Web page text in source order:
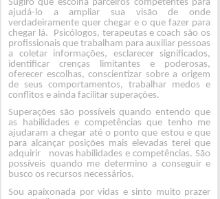
Sugiro que escolha parceiros competentes para
ajudá-lo a ampliar sua visão de onde
verdadeiramente quer chegar e o que fazer para
chegar lá. Psicólogos, terapeutas e coach são os
profissionais que trabalham para auxiliar pessoas
a coletar informações, esclarecer significados,
identificar crenças limitantes e poderosas,
oferecer escolhas, conscientizar sobre a origem
de seus comportamentos, trabalhar medos e
conflitos e ainda facilitar superações.
Superações são possíveis quando entendo que
as habilidades e competências que tenho me
ajudaram a chegar até o ponto que estou e que
para alcançar posições mais elevadas terei que
adquirir novas habilidades e competências. São
possíveis quando me determino a conseguir e
busco os recursos necessários.
Sou apaixonada por vidas e sinto muito prazer